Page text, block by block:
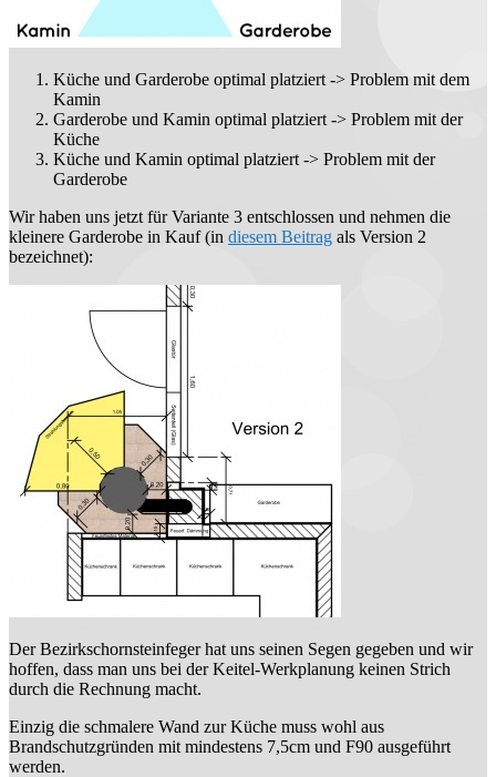
Küche und Garderobe optimal platziert -> Problem mit dem
Kamin
Garderobe und Kamin optimal platziert -> Problem mit der
Küche
Küche und Kamin optimal platziert -> Problem mit der
Garderobe
Wir haben uns jetzt für Variante 3 entschlossen und nehmen die
kleinere Garderobe in Kauf (in diesem Beitrag als Version 2
bezeichnet):
Der Bezirkschornsteinfeger hat uns seinen Segen gegeben und wir
hoffen, dass man uns bei der Keitel-Werkplanung keinen Strich
durch die Rechnung macht.
Einzig die schmalere Wand zur Küche muss wohl aus
Brandschutzgründen mit mindestens 7,5cm und F90 ausgeführt
werden.